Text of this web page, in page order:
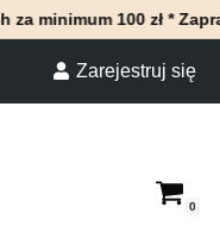
100 zł *
Zarejestruj się
0